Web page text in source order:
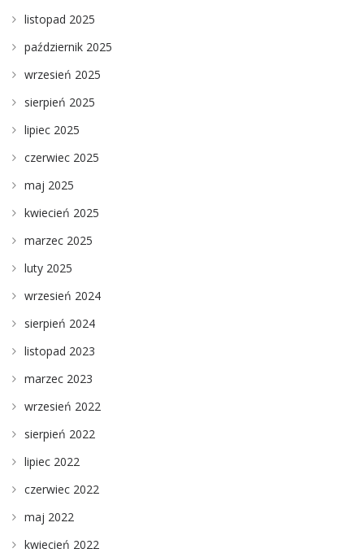
listopad 2025
październik 2025
wrzesień 2025
sierpień 2025
lipiec 2025
czerwiec 2025
maj 2025
kwiecień 2025
marzec 2025
luty 2025
wrzesień 2024
sierpień 2024
listopad 2023
marzec 2023
wrzesień 2022
sierpień 2022
lipiec 2022
czerwiec 2022
maj 2022
kwiecień 2022